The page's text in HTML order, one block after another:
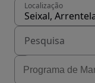
Localização